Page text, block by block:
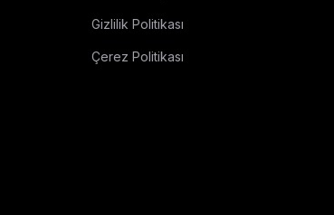
Gizlilik Politikası
Çerez Politikası